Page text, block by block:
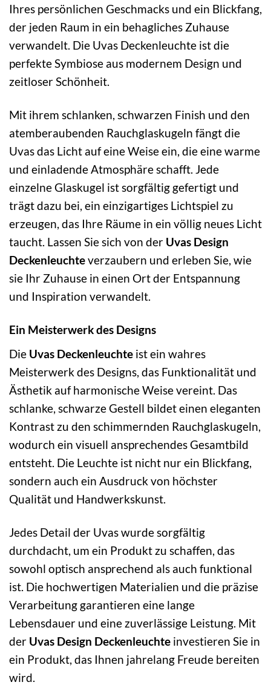
Ihres persönlichen Geschmacks und ein Blickfang,
der jeden Raum in ein behagliches Zuhause
verwandelt. Die Uvas Deckenleuchte ist die
perfekte Symbiose aus modernem Design und
zeitloser Schönheit.
Mit ihrem schlanken, schwarzen Finish und den
atemberaubenden Rauchglaskugeln fängt die
Uvas das Licht auf eine Weise ein, die eine warme
und einladende Atmosphäre schafft. Jede
einzelne Glaskugel ist sorgfältig gefertigt und
trägt dazu bei, ein einzigartiges Lichtspiel zu
erzeugen, das Ihre Räume in ein völlig neues Licht
taucht. Lassen Sie sich von der Uvas Design
Deckenleuchteverzaubern und erleben Sie, wie
sie Ihr Zuhause in einen Ort der Entspannung
und Inspiration verwandelt.
Ein Meisterwerk des Designs
Die Uvas Deckenleuchte ist ein wahres
Meisterwerk des Designs, das Funktionalität und
Ästhetik auf harmonische Weise vereint. Das
schlanke, schwarze Gestell bildet einen eleganten
Kontrast zu den schimmernden Rauchglaskugeln,
wodurch ein visuell ansprechendes Gesamtbild
entsteht. Die Leuchte ist nicht nur ein Blickfang,
sondern auch ein Ausdruck von höchster
Qualität und Handwerkskunst.
Jedes Detail der Uvas wurde sorgfältig
durchdacht, um ein Produkt zu schaffen, das
sowohl optisch ansprechend als auch funktional
ist. Die hochwertigen Materialien und die präzise
Verarbeitung garantieren eine lange
Lebensdauer und eine zuverlässige Leistung. Mit
der Uvas Design Deckenleuchte investieren Sie in
ein Produkt, das Ihnen jahrelang Freude bereiten
wird.